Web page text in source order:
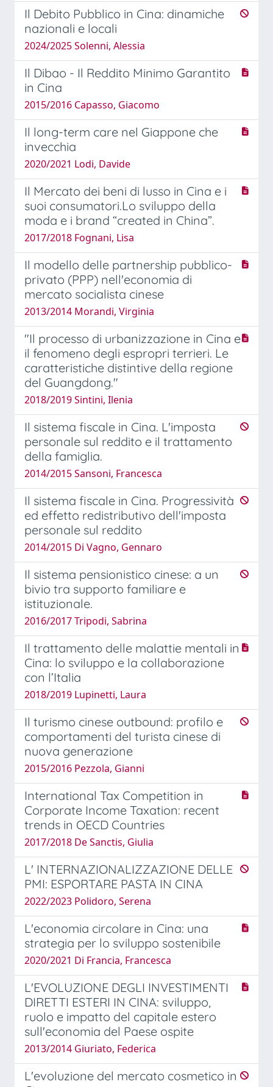
Il Debito Pubblico in Cina: dinamiche
nazionali e locali
2024/2025 Solenni, Alessia
Il Dibao - Il Reddito Minimo Garantito
in Cina
2015/2016 Capasso, Giacomo
Il long-term care nel Giappone che
invecchia
2020/2021 Lodi, Davide
Il Mercato dei beni di lusso in Cina e i
suoi consumatori.Lo sviluppo della
moda e i brand “created in China”.
2017/2018 Fognani, Lisa
Il modello delle partnership pubblico-
privato (PPP) nell'economia di
mercato socialista cinese
2013/2014 Morandi, Virginia
"Il processo di urbanizzazione in Cina e
il fenomeno degli espropri terrieri. Le
caratteristiche distintive della regione
del Guangdong."
2018/2019 Sintini, Ilenia
Il sistema fiscale in Cina. L'imposta
personale sul reddito e il trattamento
della famiglia.
2014/2015 Sansoni, Francesca
Il sistema fiscale in Cina. Progressività
ed effetto redistributivo dell'imposta
personale sul reddito
2014/2015 Di Vagno, Gennaro
Il sistema pensionistico cinese: a un
bivio tra supporto familiare e
istituzionale.
2016/2017 Tripodi, Sabrina
Il trattamento delle malattie mentali in
Cina: lo sviluppo e la collaborazione
con l’Italia
2018/2019 Lupinetti, Laura
Il turismo cinese outbound: profilo e
comportamenti del turista cinese di
nuova generazione
2015/2016 Pezzola, Gianni
International Tax Competition in
Corporate Income Taxation: recent
trends in OECD Countries
2017/2018 De Sanctis, Giulia
L' INTERNAZIONALIZZAZIONE DELLE
PMI: ESPORTARE PASTA IN CINA
2022/2023 Polidoro, Serena
L'economia circolare in Cina: una
strategia per lo sviluppo sostenibile
2020/2021 Di Francia, Francesca
L'EVOLUZIONE DEGLI INVESTIMENTI
DIRETTI ESTERI IN CINA: sviluppo,
ruolo e impatto del capitale estero
sull'economia del Paese ospite
2013/2014 Giuriato, Federica
L'evoluzione del mercato cosmetico in